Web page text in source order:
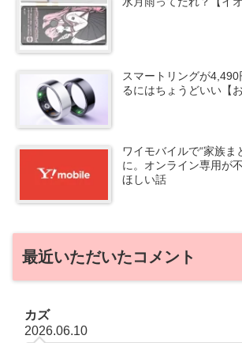
スマートリングが
るにはちょうどいい【
ワイモバイルで“家族ま
に。オンライン専用が
ほしい話
最近いただいたコメント
カズ
2026.06.10